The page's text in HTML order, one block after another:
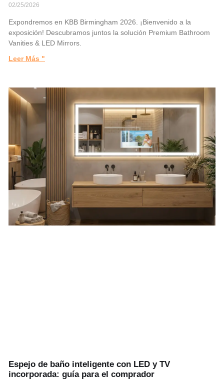
02/25/2026
Expondremos en KBB Birmingham 2026. ¡Bienvenido a la
exposición! Descubramos juntos la solución Premium Bathroom
Vanities & LED Mirrors.
Leer Más "
Espejo de baño inteligente con LED y TV
incorporada: guía para el comprador